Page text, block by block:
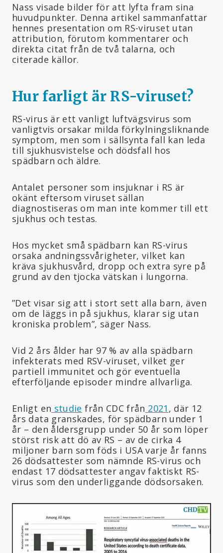
Nass visade bilder för att lyfta fram sina
huvudpunkter. Denna artikel sammanfattar
hennes presentation om RS-viruset utan
attribution, förutom kommentarer och
direkta citat från de två talarna, och
citerade källor.
Hur farligt är RS-viruset?
RS-virus är ett vanligt luftvägsvirus som
vanligtvis orsakar milda förkylningsliknande
symptom, men som i sällsynta fall kan leda
till sjukhusvistelse och dödsfall hos
spädbarn och äldre.
Antalet personer som insjuknar i RS är
okänt eftersom viruset sällan
diagnostiseras om man inte kommer till ett
sjukhus och testas.
Hos mycket små spädbarn kan RS-virus
orsaka andningssvårigheter, vilket kan
kräva sjukhusvård, dropp och extra syre på
grund av den tjocka vätskan i lungorna.
”Det visar sig att i stort sett alla barn, även
om de läggs in på sjukhus, klarar sig utan
kroniska problem”, säger Nass.
Vid 2 års ålder har 97 % av alla spädbarn
infekterats med RSV-viruset, vilket ger
partiell immunitet och gör eventuella
efterföljande episoder mindre allvarliga.
Enligt en studie från CDC från 2021 , där 12
års data granskades, för spädbarn under 1
år – den åldersgrupp under 50 år som löper
störst risk att dö av RS – av de cirka 4
miljoner barn som föds i USA varje år fanns
26 dödsattester som nämnde RS-virus och
endast 17 dödsattester angav faktiskt RS-
virus som den underliggande dödsorsaken.